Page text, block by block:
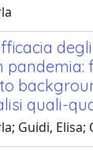
quali-
Guidi, Elisa;